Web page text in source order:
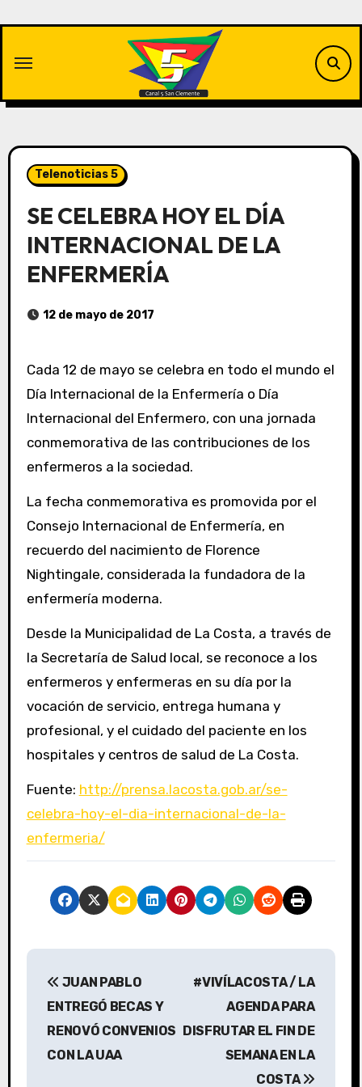
contenido
Telenoticias 5
SE CELEBRA HOY EL DÍA
INTERNACIONAL DE LA
ENFERMERÍA
12 de mayo de 2017
Cada 12 de mayo se celebra en todo el mundo el
Día Internacional de la Enfermería o Día
Internacional del Enfermero, con una jornada
conmemorativa de las contribuciones de los
enfermeros a la sociedad.
La fecha conmemorativa es promovida por el
Consejo Internacional de Enfermería, en
recuerdo del nacimiento de Florence
Nightingale, considerada la fundadora de la
enfermería moderna.
Desde la Municipalidad de La Costa, a través de
la Secretaría de Salud local, se reconoce a los
enfermeros y enfermeras en su día por la
vocación de servicio, entrega humana y
profesional, y el cuidado del paciente en los
hospitales y centros de salud de La Costa.
Fuente: http://prensa.lacosta.gob.ar/se-
celebra-hoy-el-dia-internacional-de-la-
enfermeria/
N
JUAN PABLO
ENTREGÓ BECAS Y
RENOVÓ CONVENIOS
CON LA UAA
#VIVÍLACOSTA / LA
AGENDA PARA
DISFRUTAR EL FIN DE
SEMANA EN LA
COSTA